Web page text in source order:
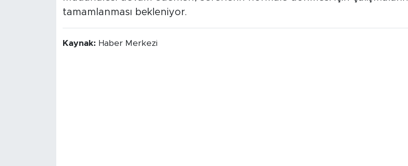
tamamlanması bekleniyor.
Kaynak: Haber Merkezi